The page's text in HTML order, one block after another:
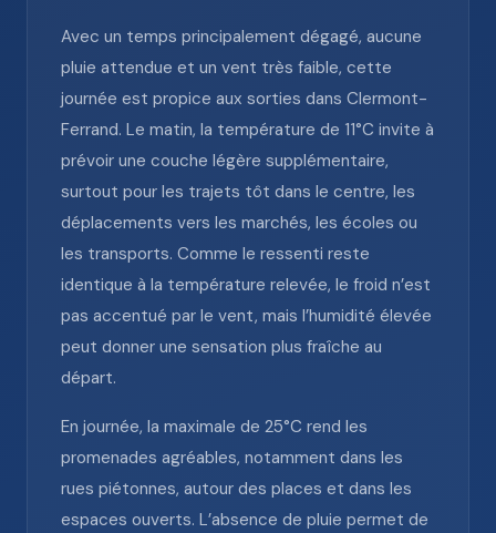
Avec un temps principalement dégagé, aucune
pluie attendue et un vent très faible, cette
journée est propice aux sorties dans Clermont-
Ferrand. Le matin, la température de 11°C invite à
prévoir une couche légère supplémentaire,
surtout pour les trajets tôt dans le centre, les
déplacements vers les marchés, les écoles ou
les transports. Comme le ressenti reste
identique à la température relevée, le froid n’est
pas accentué par le vent, mais l’humidité élevée
peut donner une sensation plus fraîche au
départ.
En journée, la maximale de 25°C rend les
promenades agréables, notamment dans les
rues piétonnes, autour des places et dans les
espaces ouverts. L’absence de pluie permet de